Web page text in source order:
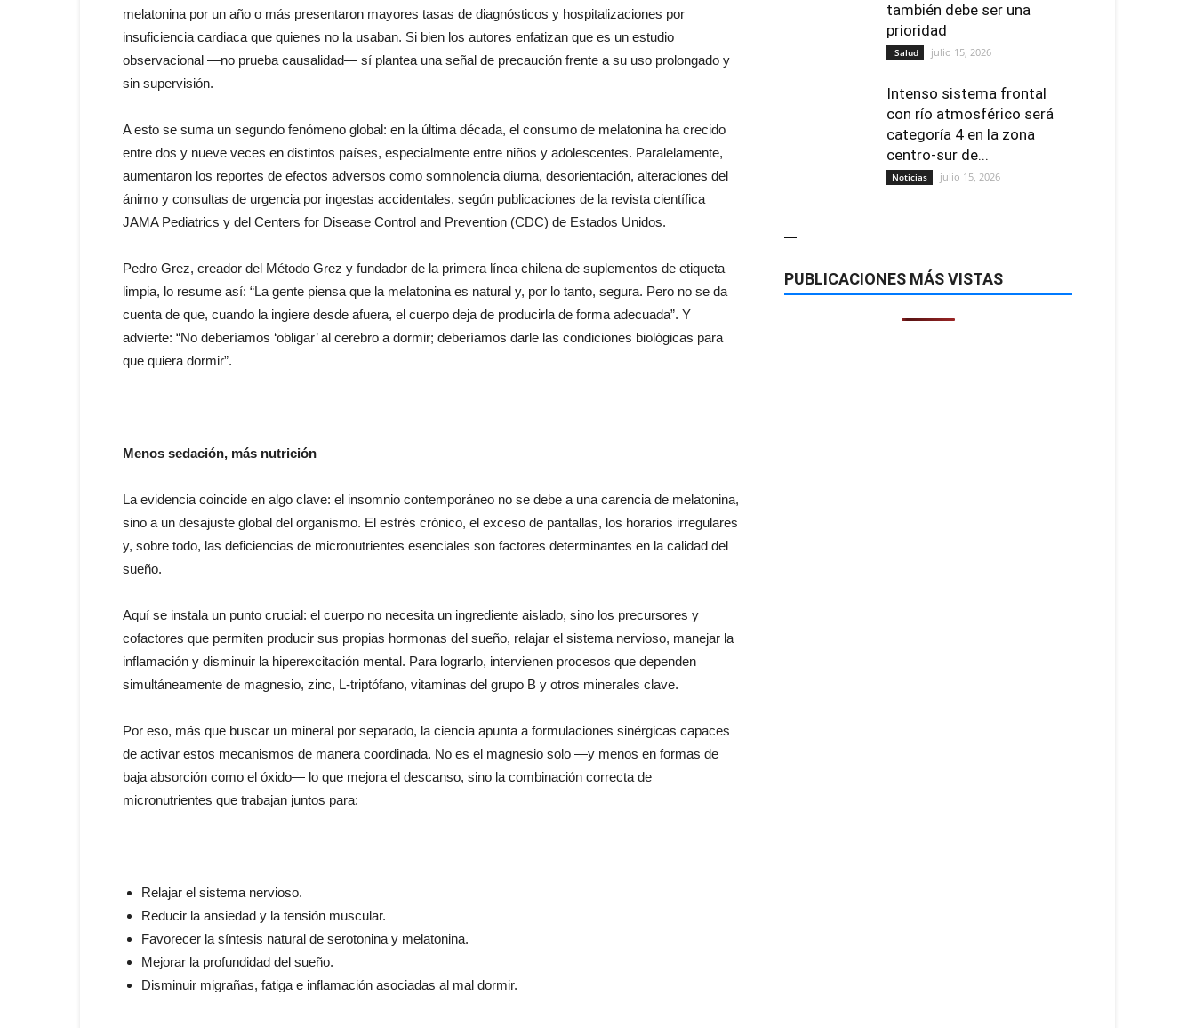
melatonina por un año o más presentaron mayores tasas de diagnósticos y hospitalizaciones por
insuficiencia cardiaca que quienes no la usaban. Si bien los autores enfatizan que es un estudio
observacional —no prueba causalidad— sí plantea una señal de precaución frente a su uso prolongado y
sin supervisión.
A esto se suma un segundo fenómeno global: en la última década, el consumo de melatonina ha crecido
entre dos y nueve veces en distintos países, especialmente entre niños y adolescentes. Paralelamente,
aumentaron los reportes de efectos adversos como somnolencia diurna, desorientación, alteraciones del
ánimo y consultas de urgencia por ingestas accidentales, según publicaciones de la revista científica
JAMA Pediatrics y del Centers for Disease Control and Prevention (CDC) de Estados Unidos.
Pedro Grez, creador del Método Grez y fundador de la primera línea chilena de suplementos de etiqueta
limpia, lo resume así: “La gente piensa que la melatonina es natural y, por lo tanto, segura. Pero no se da
cuenta de que, cuando la ingiere desde afuera, el cuerpo deja de producirla de forma adecuada”. Y
advierte: “No deberíamos ‘obligar’ al cerebro a dormir; deberíamos darle las condiciones biológicas para
que quiera dormir”.
Menos sedación, más nutrición
La evidencia coincide en algo clave: el insomnio contemporáneo no se debe a una carencia de melatonina,
sino a un desajuste global del organismo. El estrés crónico, el exceso de pantallas, los horarios irregulares
y, sobre todo, las deficiencias de micronutrientes esenciales son factores determinantes en la calidad del
sueño.
Aquí se instala un punto crucial: el cuerpo no necesita un ingrediente aislado, sino los precursores y
cofactores que permiten producir sus propias hormonas del sueño, relajar el sistema nervioso, manejar la
inflamación y disminuir la hiperexcitación mental. Para lograrlo, intervienen procesos que dependen
simultáneamente de magnesio, zinc, L-triptófano, vitaminas del grupo B y otros minerales clave.
Por eso, más que buscar un mineral por separado, la ciencia apunta a formulaciones sinérgicas capaces
de activar estos mecanismos de manera coordinada. No es el magnesio solo —y menos en formas de
baja absorción como el óxido— lo que mejora el descanso, sino la combinación correcta de
micronutrientes que trabajan juntos para:
Relajar el sistema nervioso.
Reducir la ansiedad y la tensión muscular.
Favorecer la síntesis natural de serotonina y melatonina.
Mejorar la profundidad del sueño.
Disminuir migrañas, fatiga e inflamación asociadas al mal dormir.
también debe ser una
prioridad
Salud julio 15, 2026
Intenso sistema frontal
con río atmosférico será
categoría 4 en la zona
centro-sur de...
Noticias julio 15, 2026
—
PUBLICACIONES MÁS VISTAS